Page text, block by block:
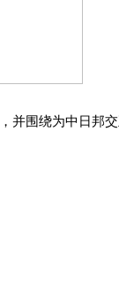
并围绕为中日邦